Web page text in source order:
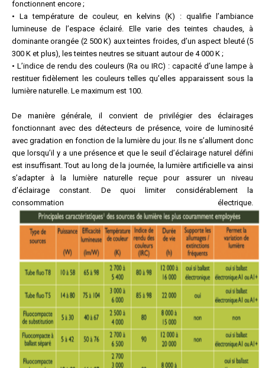
fonctionnent encore ;
• La température de couleur, en kelvins (K) : qualifie l’ambiance
lumineuse de l’espace éclairé. Elle varie des teintes chaudes, à
dominante orangée (2 500 K) aux teintes froides, d’un aspect bleuté (5
300 K et plus), les teintes neutres se situant autour de 4 000 K ;
• L’indice de rendu des couleurs (Ra ou IRC) : capacité d’une lampe à
restituer fidèlement les couleurs telles qu’elles apparaissent sous la
lumière naturelle. Le maximum est 100.
De manière générale, il convient de privilégier des éclairages
fonctionnant avec des détecteurs de présence, voire de luminosité
avec gradation en fonction de la lumière du jour. Ils ne s’allument donc
que lorsqu’il y a une présence et que le seuil d’éclairage naturel défini
est insuffisant. Tout au long de la journée, la lumière artificielle va ainsi
s’adapter à la lumière naturelle reçue pour assurer un niveau
d’éclairage constant. De quoi limiter considérablement la
consommation électrique.